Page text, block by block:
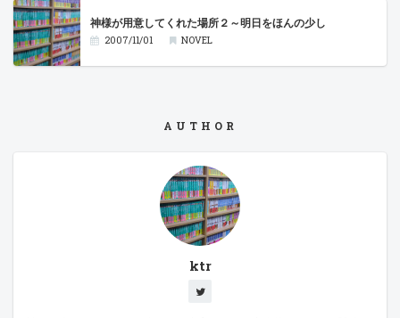
神様が用意してくれた場所２～明日をほんの少し
2007/11/01 NOVEL
AUTHOR
ktr